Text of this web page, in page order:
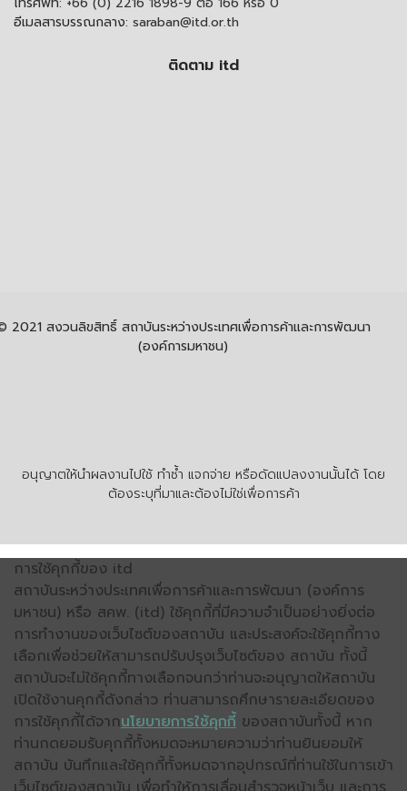
อีเมลสารบรรณกลาง: saraban@itd.or.th
ติดตาม itd
อนุญาตให้นำผลงานไปใช้ ทำซ้ำ แจกจ่าย หรือดัดแปลงงานนั้นได้ โดย
ต้องระบุที่มาและต้องไม่ใช่เพื่อการค้า
2021 สงวนลิขสิทธิ์ สถาบันระหว่างประเทศเพื่อการค้าและการพัฒนา
(องค์การมหาชน)
การใช้คุกกี้ของ itd
สถาบันระหว่างประเทศเพื่อการค้าและการพัฒนา (องค์การ
มหาชน) หรือ สคพ. (itd) ใช้คุกกี้ที่มีความจำเป็นอย่างยิ่งต่อ
การทำงานของเว็บไซต์ของสถาบัน และประสงค์จะใช้คุกกี้ทาง
เลือกเพื่อช่วยให้สามารถปรับปรุงเว็บไซต์ของ สถาบัน ทั้งนี้
สถาบันจะไม่ใช้คุกกี้ทางเลือกจนกว่าท่านจะอนุญาตให้สถาบัน
เปิดใช้งานคุกกี้ดังกล่าว ท่านสามารถศึกษารายละเอียดของ
การใช้คุกกี้ได้จากนโยบายการใช้คุกกี้ ของสถาบันทั้งนี้ หาก
ท่านกดยอมรับคุกกี้ทั้งหมดจะหมายความว่าท่านยินยอมให้
สถาบัน บันทึกและใช้คุกกี้ทั้งหมดจากอุปกรณ์ที่ท่านใช้ในการเข้า